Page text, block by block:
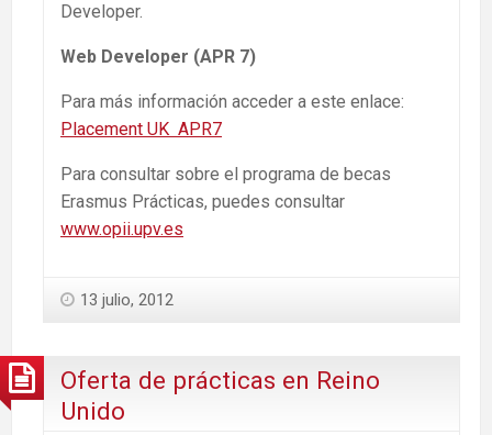
Developer.
Web Developer (APR 7)
Para más información acceder a este enlace:
Placement UK APR7
Para consultar sobre el programa de becas
Erasmus Prácticas, puedes consultar
www.opii.upv.es
13 julio, 2012
Oferta de prácticas en Reino
Unido